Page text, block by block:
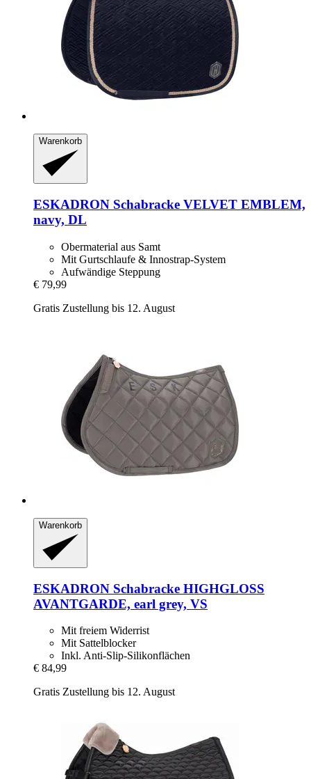
Warenkorb
ESKADRON Schabracke VELVET EMBLEM,
navy, DL
Obermaterial aus Samt
Mit Gurtschlaufe & Innostrap-System
Aufwändige Steppung
€ 79,99
Gratis Zustellung bis 12. August
Warenkorb
ESKADRON Schabracke HIGHGLOSS
AVANTGARDE, earl grey, VS
Mit freiem Widerrist
Mit Sattelblocker
Inkl. Anti-Slip-Silikonflächen
€ 84,99
Gratis Zustellung bis 12. August